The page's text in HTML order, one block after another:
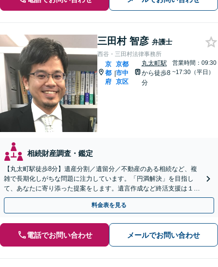
三田村 智彦 弁護士
西谷・三田村法律事務所
京
都
府
|
京都
市中
京区
丸太町駅
から徒歩8
分
営業時間：09:30
~17:30（平日）
相続財産調査・鑑定
【丸太町駅徒歩8分】遺産分割／遺留分／不動産のある相続など、複
雑で長期化しがちな問題に注力しています。「円満解決」を目指し
て、あなたに寄り添った提案をします。遺言作成など終活支援は１１
万円（税込）〜。【明瞭会計・スピード対応】【他士業連携】
料金表を見る
電話でお問い合わせ メールでお問い合わせ